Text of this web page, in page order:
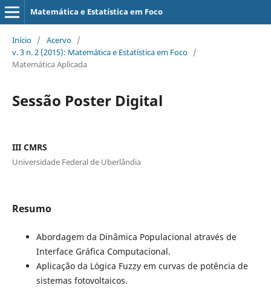
Matemática e Estatística em Foco
Início / Acervo /
v. 3 n. 2 (2015): Matemática e Estatística em Foco /
Matemática Aplicada
Sessão Poster Digital
III CMRS
Universidade Federal de Uberlândia
Resumo
Abordagem da Dinâmica Populacional através de
Interface Gráfica Computacional.
Aplicação da Lógica Fuzzy em curvas de potência de
sistemas fotovoltaicos.